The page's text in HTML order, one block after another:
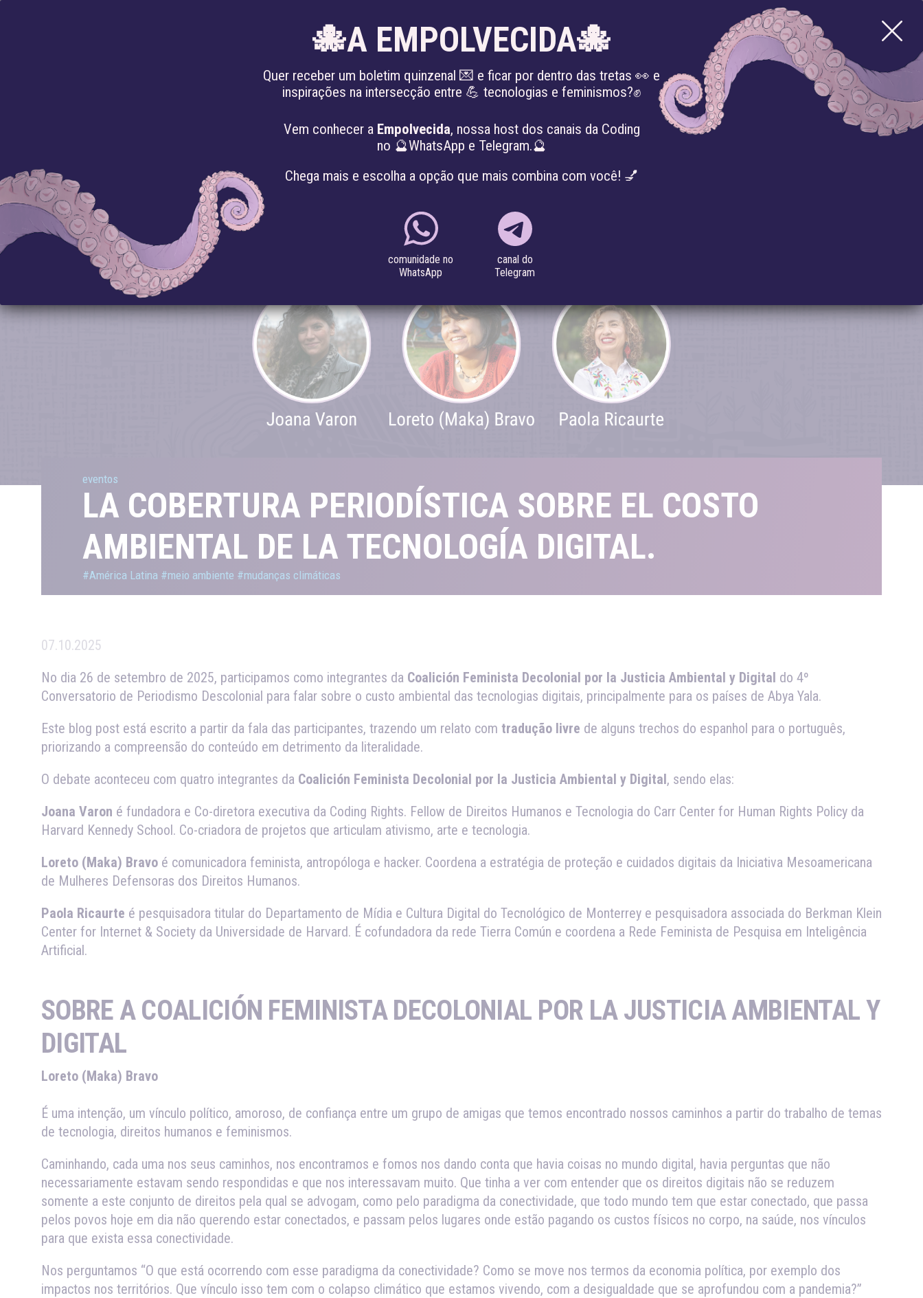
EN
BIBLIOTECA IMPRENSA EVENTOS
eventos
LA COBERTURA PERIODÍSTICA SOBRE EL COSTO
AMBIENTAL DE LA TECNOLOGÍA DIGITAL.
#América Latina #meio ambiente #mudanças climáticas
07.10.2025
No dia 26 de setembro de 2025, participamos como integrantes da Coalición Feminista Decolonial por la Justicia Ambiental y Digital do 4º
Conversatorio de Periodismo Descolonial para falar sobre o custo ambiental das tecnologias digitais, principalmente para os países de Abya Yala.
Este blog post está escrito a partir da fala das participantes, trazendo um relato com tradução livre de alguns trechos do espanhol para o português,
priorizando a compreensão do conteúdo em detrimento da literalidade.
O debate aconteceu com quatro integrantes da Coalición Feminista Decolonial por la Justicia Ambiental y Digital, sendo elas:
Joana Varon é fundadora e Co-diretora executiva da Coding Rights. Fellow de Direitos Humanos e Tecnologia do Carr Center for Human Rights Policy da
Harvard Kennedy School. Co-criadora de projetos que articulam ativismo, arte e tecnologia.
Loreto (Maka) Bravo é comunicadora feminista, antropóloga e hacker. Coordena a estratégia de proteção e cuidados digitais da Iniciativa Mesoamericana
de Mulheres Defensoras dos Direitos Humanos.
Paola Ricaurte é pesquisadora titular do Departamento de Mídia e Cultura Digital do Tecnológico de Monterrey e pesquisadora associada do Berkman Klein
Center for Internet & Society da Universidade de Harvard. É cofundadora da rede Tierra Común e coordena a Rede Feminista de Pesquisa em Inteligência
Artificial.
SOBRE A COALICIÓN FEMINISTA DECOLONIAL POR LA JUSTICIA AMBIENTAL Y
DIGITAL
Loreto (Maka) Bravo
É uma intenção, um vínculo político, amoroso, de confiança entre um grupo de amigas que temos encontrado nossos caminhos a partir do trabalho de temas
de tecnologia, direitos humanos e feminismos.
Caminhando, cada uma nos seus caminhos, nos encontramos e fomos nos dando conta que havia coisas no mundo digital, havia perguntas que não
necessariamente estavam sendo respondidas e que nos interessavam muito. Que tinha a ver com entender que os direitos digitais não se reduzem
somente a este conjunto de direitos pela qual se advogam, como pelo paradigma da conectividade, que todo mundo tem que estar conectado, que passa
pelos povos hoje em dia não querendo estar conectados, e passam pelos lugares onde estão pagando os custos físicos no corpo, na saúde, nos vínculos
para que exista essa conectividade.
Nos perguntamos “O que está ocorrendo com esse paradigma da conectividade? Como se move nos termos da economia política, por exemplo dos
impactos nos territórios. Que vínculo isso tem com o colapso climático que estamos vivendo, com a desigualdade que se aprofundou com a pandemia?”
🐙A EMPOLVECIDA🐙
Quer receber um boletim quinzenal 💌 e ficar por dentro das tretas 👀 e
inspirações na intersecção entre 💪 tecnologias e feminismos?✊
Vem conhecer a Empolvecida, nossa host dos canais da Coding
no 🔮WhatsApp e Telegram.🔮
Chega mais e escolha a opção que mais combina com você! 💅
comunidade no
WhatsApp
canal do
Telegram